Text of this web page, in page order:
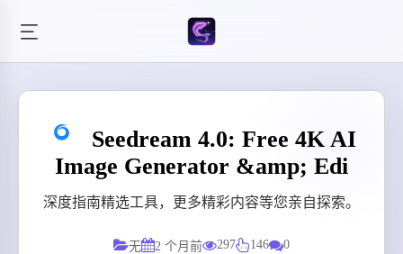
Seedream 4.0: Free 4K AI
Image Generator &amp; Edi
深度指南精选工具，更多精彩内容等您亲自探索。
无 2 个月前 297 146 0